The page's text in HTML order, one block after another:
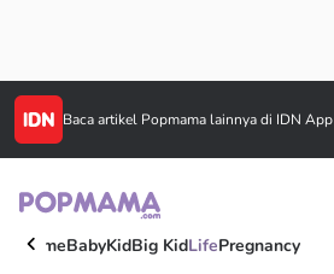
Baca artikel Popmama lainnya di IDN App
HomeBabyKidBig KidLifePregnancy